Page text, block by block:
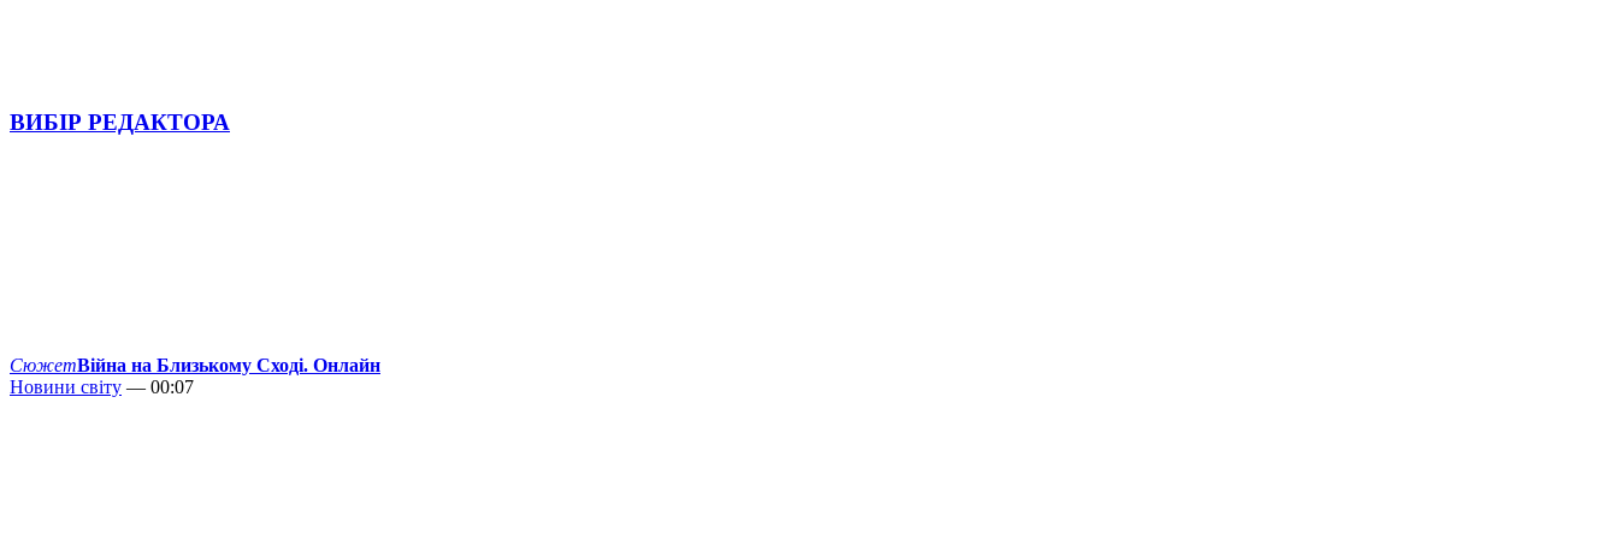
ВИБІР РЕДАКТОРА
СюжетВійна на Близькому Сході. Онлайн
Новини світу — 00:07